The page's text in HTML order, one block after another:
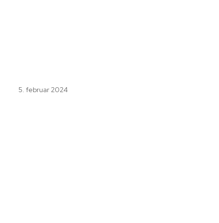
5. februar 2024